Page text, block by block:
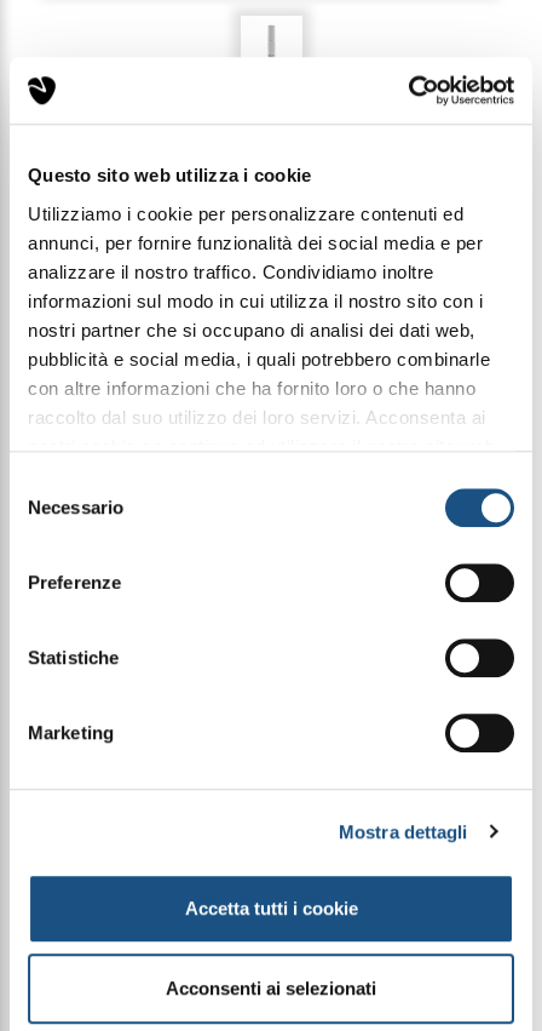
Questo sito web utilizza i cookie
Utilizziamo i cookie per personalizzare contenuti ed
annunci, per fornire funzionalità dei social media e per
analizzare il nostro traffico. Condividiamo inoltre
informazioni sul modo in cui utilizza il nostro sito con i
nostri partner che si occupano di analisi dei dati web,
pubblicità e social media, i quali potrebbero combinarle
con altre informazioni che ha fornito loro o che hanno
raccolto dal suo utilizzo dei loro servizi. Acconsenta ai
delNecessario
Preferenze
Statistiche
Marketing
Mostra dettagli
Accetta tutti i cookie
Acconsenti ai selezionati
3 - PROFUMO DONNA 3ML
Codice: T003
€ 1,49
Note di testa: Pepe Rosa, Mandarino e Bergamotto
Note di cuore: Lillà, Pesca, Geranio, Gelsomino e
Note di fondo: Patchouli, Ambra, Muschio Bianco e
Vaniglia
Le immagini dei prodotti sono puramente
indicative e possono variare a seconda della
disponibilità del packaging
PRODOTTI CORRELATI